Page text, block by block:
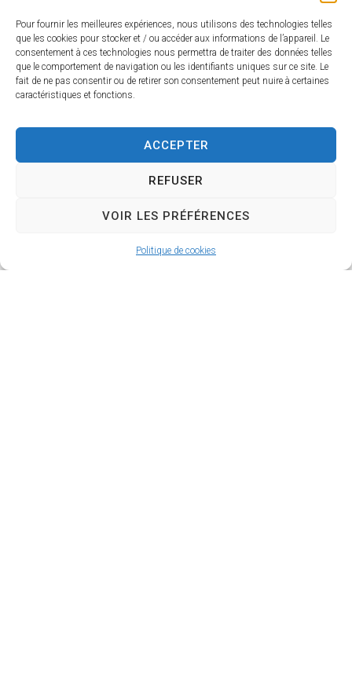
Pour fournir les meilleures expériences, nous utilisons des technologies telles
que les cookies pour stocker et / ou accéder aux informations de l’appareil. Le
consentement à ces technologies nous permettra de traiter des données telles
que le comportement de navigation ou les identifiants uniques sur ce site. Le
fait de ne pas consentir ou de retirer son consentement peut nuire à certaines
caractéristiques et fonctions.
ACCEPTER
REFUSER
VOIR LES PRÉFÉRENCES
Politique de cookies
Les Seniors